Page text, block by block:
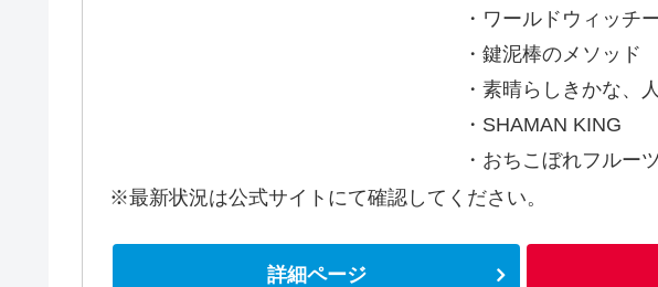
・ワールドウィッチ
・鍵泥棒のメソッド
・素晴らしきかな、
・SHAMAN KING
・おちこぼれフルー
※最新状況は公式サイトにて確認してください。
詳細ページ